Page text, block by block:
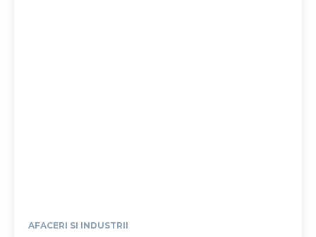
AFACERI SI INDUSTRII